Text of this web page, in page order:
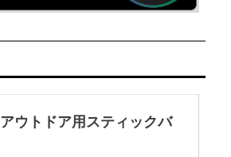
アウトドア用スティックバ